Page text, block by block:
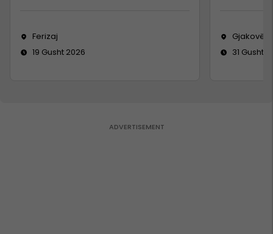
Ferizaj
19 Gusht 2026
Gjakovë
31 Gusht